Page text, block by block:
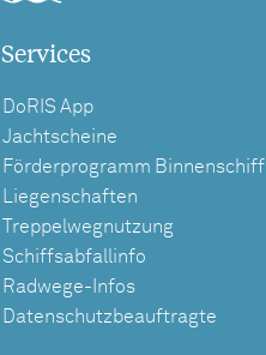
Services
DoRIS App
Jachtscheine
Förderprogramm Binnenschiff
Liegenschaften
Treppelwegnutzung
Schiffsabfallinfo
Radwege-Infos
Datenschutzbeauftragte